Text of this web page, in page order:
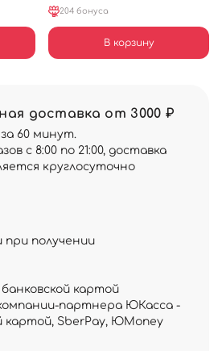
204 бонуса
В корзину
доставка от 3000 ₽
60 минут.
с 8:00 по 21:00, доставка
круглосуточно
при получении
картой
партнера ЮКасса -
картой, SberPay, ЮMoney